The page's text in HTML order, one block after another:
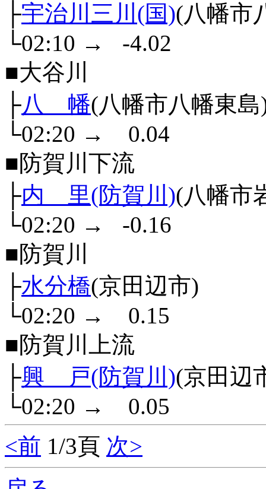
├宇治川三川(国)(八幡市
└02:10 →
-4.02
■大谷川
├八 幡(八幡市八幡東島
└02:20 →
0.04
■防賀川下流
├内 里(防賀川)(八幡市
└02:20 →
-0.16
■防賀川
├水分橋(京田辺市)
└02:20 →
0.15
■防賀川上流
├興 戸(防賀川)(京田辺
└02:20 →
0.05
<前 1/3頁 次>